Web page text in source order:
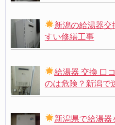
新潟の給湯器交
すい修繕工事
給湯器 交換 口
のは危険？新潟で
新潟県で給湯器